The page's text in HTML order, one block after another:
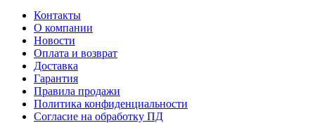
Контакты
О компании
Новости
Оплата и возврат
Доставка
Гарантия
Правила продажи
Политика конфиденциальности
Согласие на обработку ПД